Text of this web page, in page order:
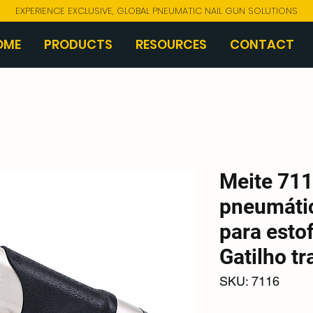
EXPERIENCE EXCLUSIVE, GLOBAL PNEUMATIC NAIL GUN SOLUTIONS
PRODUCTS RESOURCES CONTACT
Meite
para
Gatilho
SKU: 7116